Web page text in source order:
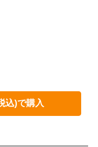
込)で購入